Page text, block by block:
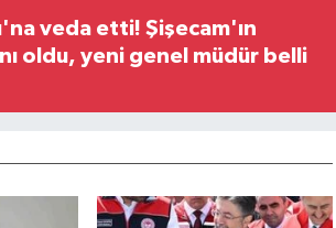
veda etti! Şişecam'ın
oldu, yeni genel müdür belli